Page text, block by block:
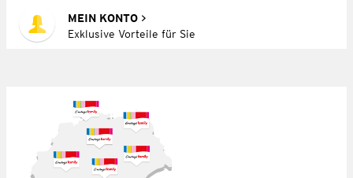
MEIN KONTO
Exklusive Vorteile für Sie